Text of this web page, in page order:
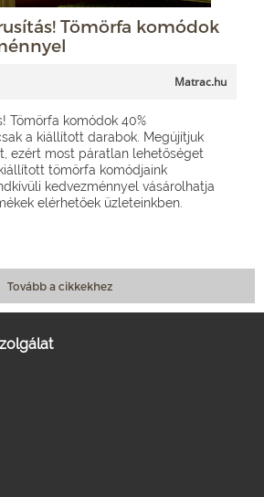
Tömörfa komódok
Matrac.hu
Tömörfa komódok 40%
a kiállított darabok. Megújítjuk
ezért most páratlan lehetőséget
tömörfa komódjaink
kedvezménnyel vásárolhatja
elérhetőek üzleteinkben.
Tovább a cikkekhez